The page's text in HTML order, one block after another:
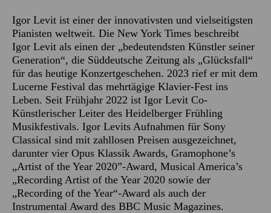
Igor Levit ist einer der innovativsten und vielseitigsten
Pianisten weltweit. Die New York Times beschreibt
Igor Levit als einen der „bedeutendsten Künstler seiner
Generation“, die Süddeutsche Zeitung als „Glücksfall“
für das heutige Konzertgeschehen. 2023 rief er mit dem
Lucerne Festival das mehrtägige Klavier-Fest ins
Leben. Seit Frühjahr 2022 ist Igor Levit Co-
Künstlerischer Leiter des Heidelberger Frühling
Musikfestivals. Igor Levits Aufnahmen für Sony
Classical sind mit zahllosen Preisen ausgezeichnet,
darunter vier Opus Klassik Awards, Gramophone’s
„Artist of the Year 2020”-Award, Musical America’s
„Recording Artist of the Year 2020 sowie der
„Recording of the Year“-Award als auch der
Instrumental Award des BBC Music Magazines.